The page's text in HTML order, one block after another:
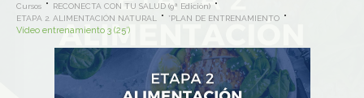
Cursos
RECONECTA CON TU SALUD (9ª Edición)
ETAPA 2. ALIMENTACIÓN NATURAL
*PLAN DE ENTRENAMIENTO
Vídeo entrenamiento 3 (25′)